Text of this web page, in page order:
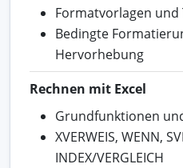
Formatvorlagen
Bedingte
Hervorhebung
Rechnen mit Excel
Grundfunktionen
XVERWEIS, WENN,
INDEX/VERGLEICH